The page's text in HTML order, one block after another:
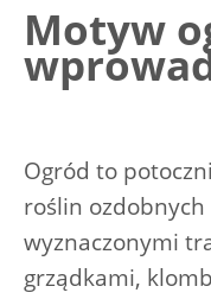
Motyw
Ogród to
roślin
wyznaczonymi
grządkami,